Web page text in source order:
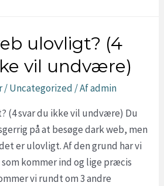
ulovligt? (4
vil undvære)
/Uncategorized / Afadmin
(4 svar du ikke vil undvære) Du
på at besøge dark web, men
er ulovligt. Af den grund har vi
kommer ind og lige præcis
vi rundt om 3 andre